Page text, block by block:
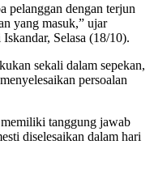
pelanggan dengan terjun
yang masuk,” ujar
Selasa (18/10).
sekali dalam sepekan,
persoalan
tanggung jawab
diselesaikan dalam hari